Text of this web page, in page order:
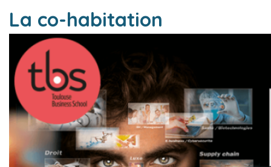
La co-habitation